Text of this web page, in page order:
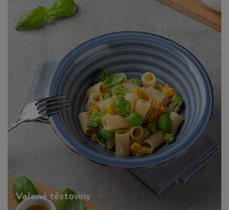
Vařené těstoviny